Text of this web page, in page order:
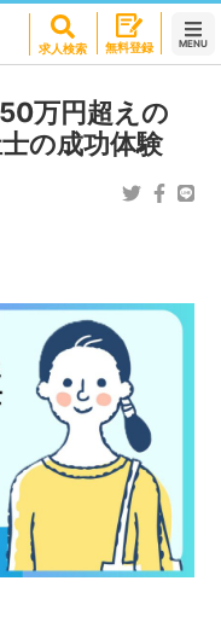
求人検索 無料登録 MENU
万円超えの
の成功体験